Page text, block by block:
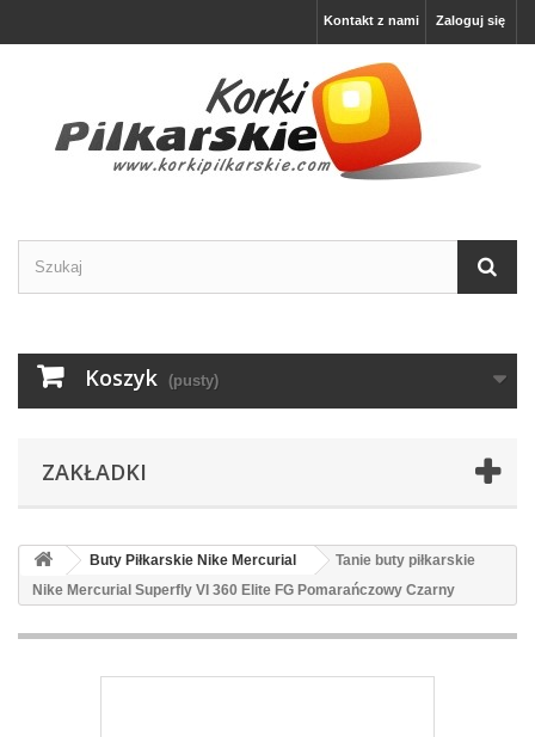
Zaloguj się
Kontakt z nami
Koszyk (pusty)
ZAKŁADKI
Buty Piłkarskie Nike Mercurial
Tanie buty piłkarskie
Nike Mercurial Superfly VI 360 Elite FG Pomarańczowy Czarny